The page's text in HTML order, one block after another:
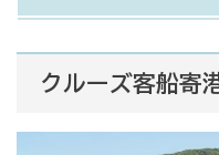
クルーズ客船寄